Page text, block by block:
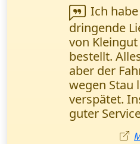
hat meinen
gerettet!
Verträge
Stunden
Büro
perfekt und